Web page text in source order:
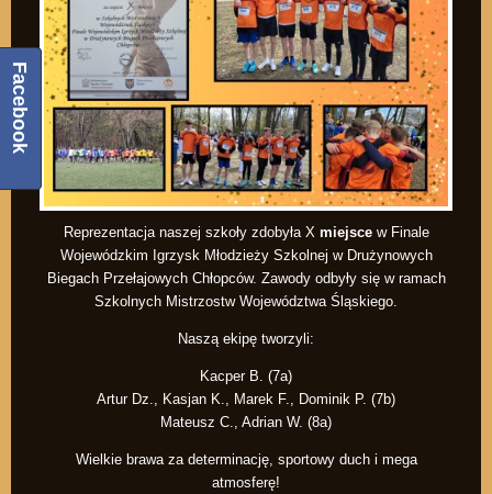
Reprezentacja naszej szkoły zdobyła X miejscew Finale
Wojewódzkim Igrzysk Młodzieży Szkolnej w Drużynowych
Biegach Przełajowych Chłopców. Zawody odbyły się w ramach
Szkolnych Mistrzostw Województwa Śląskiego.
Naszą ekipę tworzyli:
Kacper B. (7a)
Artur Dz., Kasjan K., Marek F., Dominik P. (7b)
Mateusz C., Adrian W. (8a)
Wielkie brawa za determinację, sportowy duch i mega
atmosferę!
Facebook